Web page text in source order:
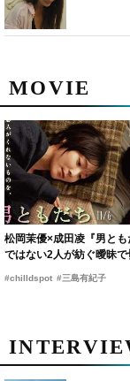
MOVIE
松岡茉優×成田凌『男とも
ではない2人が紡ぐ曖昧で
#chilldspot #三島有紀子